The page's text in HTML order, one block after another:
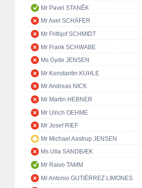
Mr Pavel STANĚK
Mr Axel SCHÄFER
Mr Frithjof SCHMIDT
Mr Frank SCHWABE
Ms Gyde JENSEN
Mr Konstantin KUHLE
Mr Andreas NICK
Mr Martin HEBNER
Mr Ulrich OEHME
Mr Josef RIEF
Mr Michael Aastrup JENSEN
Ms Ulla SANDBÆK
Mr Raivo TAMM
Mr Antonio GUTIÉRREZ LIMONES